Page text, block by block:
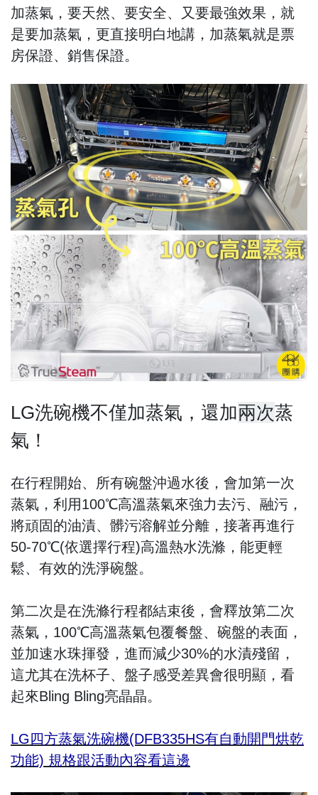
加蒸氣，要天然、要安全、又要最強效果，就
是要加蒸氣，更直接明白地講，加蒸氣就是票
房保證、銷售保證。
LG洗碗機不僅加蒸氣，還加兩次蒸
氣！
在行程開始、所有碗盤沖過水後，會加第一次
蒸氣，利用100℃高溫蒸氣來強力去污、融污，
將頑固的油漬、髒污溶解並分離，接著再進行
50-70℃(依選擇行程)高溫熱水洗滌，能更輕
鬆、有效的洗淨碗盤。
第二次是在洗滌行程都結束後，會釋放第二次
蒸氣，100℃高溫蒸氣包覆餐盤、碗盤的表面，
並加速水珠揮發，進而減少30%的水漬殘留，
這尤其在洗杯子、盤子感受差異會很明顯，看
起來Bling Bling亮晶晶。
LG四方蒸氣洗碗機(DFB335HS有自動開門烘乾
功能) 規格跟活動內容看這邊